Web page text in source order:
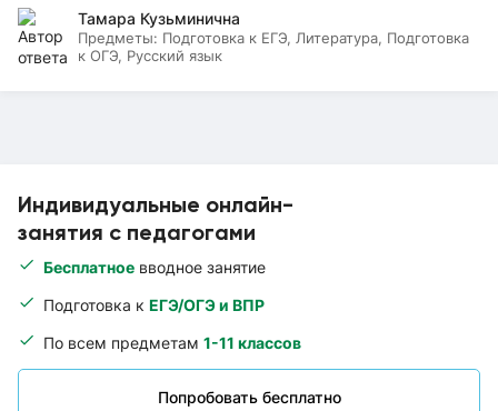
Индивидуальные онлайн-
занятия с педагогами
Бесплатное вводное занятие
Подготовка к ЕГЭ/ОГЭ и ВПР
По всем предметам 1-11 классов
Попробовать бесплатно
Тамара Кузьминична
Предметы: Подготовка к ЕГЭ, Литература, Подготовка
к ОГЭ, Русский язык